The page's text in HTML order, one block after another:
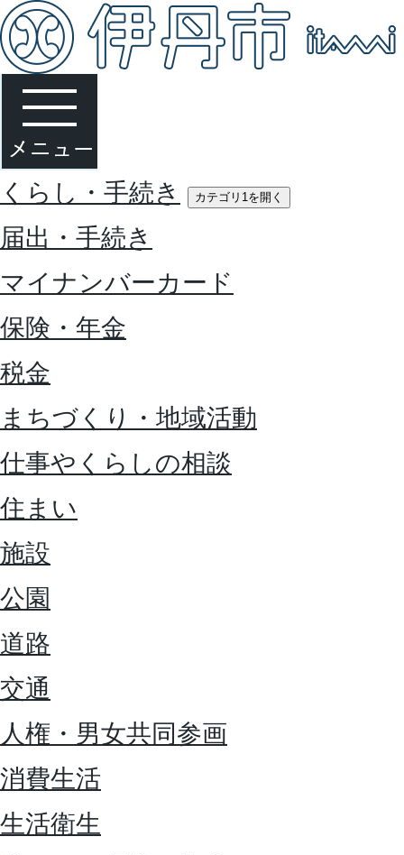
くらし・手続き カテゴリ1を開く
届出・手続き
マイナンバーカード
保険・年金
税金
まちづくり・地域活動
仕事やくらしの相談
住まい
施設
公園
道路
交通
人権・男女共同参画
消費生活
生活衛生